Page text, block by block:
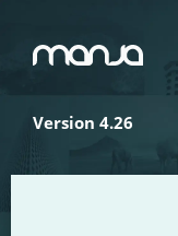
Navigation
Version 4.26